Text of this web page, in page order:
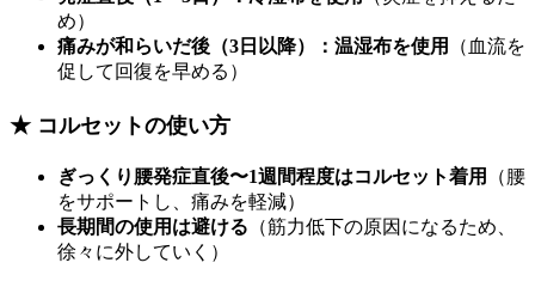
め）
痛みが和らいだ後（3日以降）：温湿布を使用
（血流を
促して回復を早める）
★ コルセットの使い方
ぎっくり腰発症直後〜1週間程度はコルセット着用
（腰
をサポートし、痛みを軽減）
長期間の使用は避ける （筋力低下の原因になるため、
徐々に外していく）